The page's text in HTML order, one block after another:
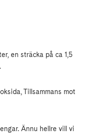
en sträcka på ca 1,5
Tillsammans mot
Ännu hellre vill vi